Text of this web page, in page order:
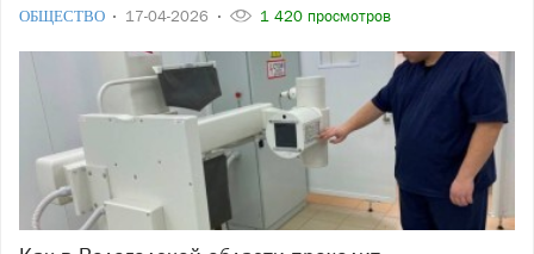
ОБЩЕСТВО 17-04-2026 1 420 просмотров